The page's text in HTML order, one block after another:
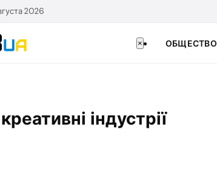
2026
× ОБЩЕСТВО
індустрії